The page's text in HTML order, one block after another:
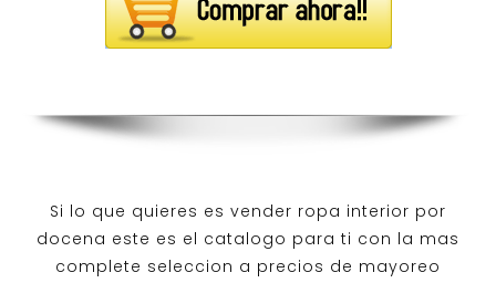
Si lo que quieres es vender ropa interior por
docena este es el catalogo para ti con la mas
complete seleccion a precios de mayoreo